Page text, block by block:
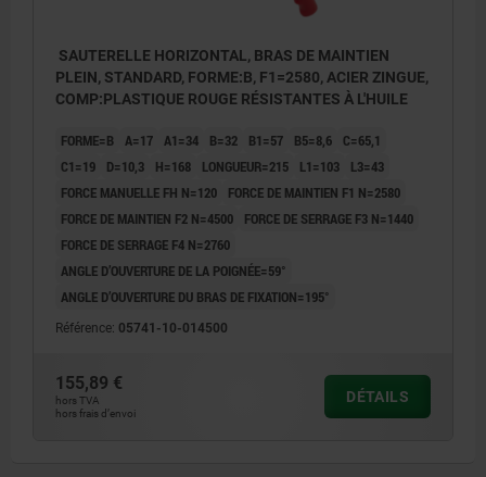
SAUTERELLE HORIZONTAL, BRAS DE MAINTIEN
PLEIN, STANDARD, FORME:B, F1=2580, ACIER ZINGUE,
COMP:PLASTIQUE ROUGE RÉSISTANTES À L'HUILE
FORME=B A=17 A1=34 B=32 B1=57 B5=8,6
C=65,1
C1=19
D=10,3 H=168 LONGUEUR=215 L1=103
L3=43
FORCE MANUELLE FH N=120
FORCE DE MAINTIEN F1 N=2580
FORCE DE MAINTIEN F2 N=4500
FORCE DE SERRAGE F3 N=1440
FORCE DE SERRAGE F4 N=2760
ANGLE D’OUVERTURE DE LA POIGNÉE=59°
ANGLE D’OUVERTURE DU BRAS DE FIXATION=195°
Référence: 05741-10-014500
155,89 €
hors TVA
hors frais d’envoi
DÉTAILS